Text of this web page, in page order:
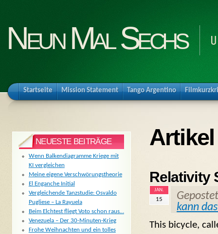
Neun Mal Sechs
Startseite Mission Statement Tango Argentino
Relativity
JAN.
15
kann
This bicycle,
NEUESTE BEITRÄGE
Wenn Balkendiagramme Kriege mit
KI vergleichen
Meine eigene Verschwörungstheorie
El Enganche Initial
Vergleichende Tanzstudie: Osvaldo
Pugliese – La Rayuela
Beim Elchtest fliegt Voto schon raus…
Venezuela – Der 30-Minuten-Krieg
Frohe Weihnachten und ein tolles